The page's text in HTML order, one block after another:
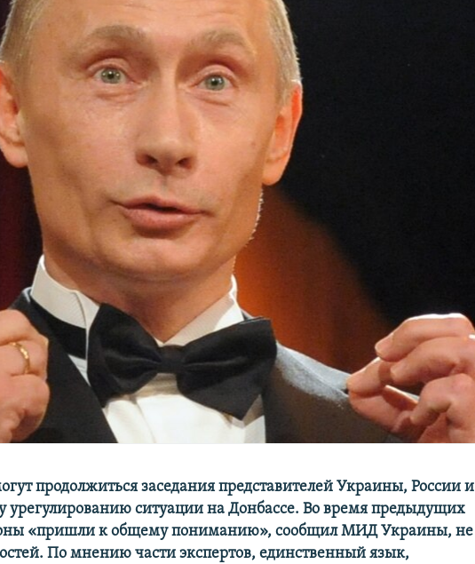
продолжиться заседания представителей Украины, России и
ситуации на Донбассе. Во время предыдущих
«пришли к общему пониманию», сообщил МИД Украины, не
По мнению части экспертов, единственный язык,